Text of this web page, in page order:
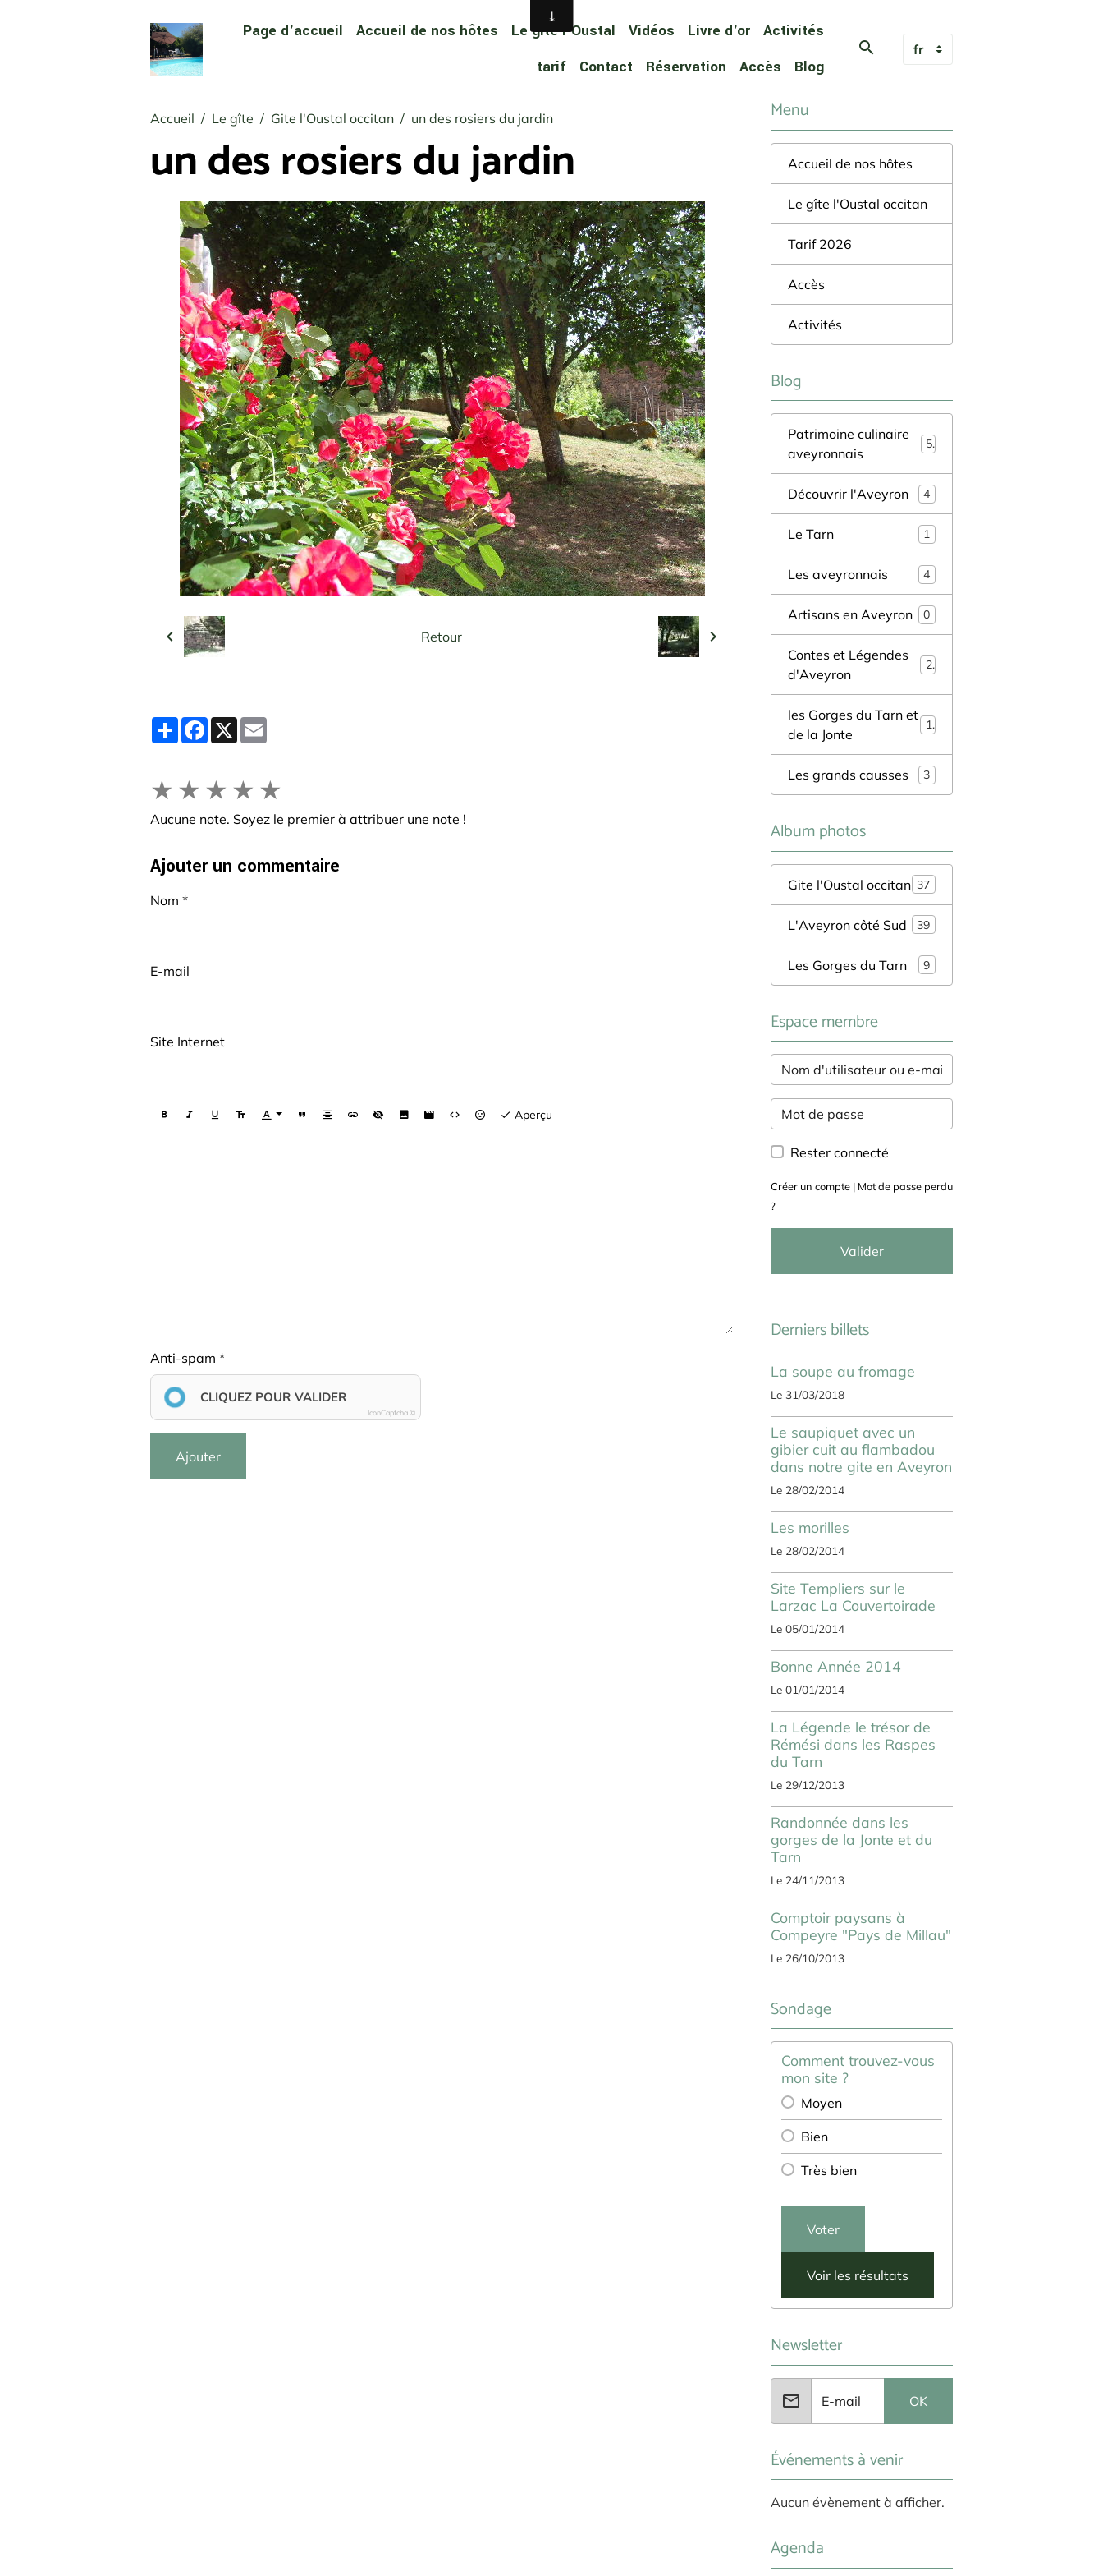
Page d'accueil Accueil de nos hôtes Le gîte l'Oustal Vidéos Livre d'or
Activités
tarif
Contact Réservation Accès Blog
Accueil Le gîte Gite l'Oustal occitan un des rosiers du jardin
un des rosiers du jardin
Retour
PartagerFacebook
X
★ ★ ★ ★ ★
Aucune note. Soyez le premier à attribuer une note !
Ajouter un commentaire
Nom
E-mail
Site Internet
Aperçu
Anti-spam
CLIQUEZ POUR VALIDER
IconCaptcha ©
Ajouter
Menu
Accueil de nos hôtes
Le gîte l'Oustal occitan
Tarif 2026
Accès
Activités
Blog
Patrimoine culinaire
aveyronnais
5
Découvrir l'Aveyron 4
Le Tarn 1
Les aveyronnais 4
Artisans en Aveyron 0
Contes et Légendes
d'Aveyron
2
les Gorges du Tarn et
de la Jonte
1
Les grands causses 3
Album photos
Gite l'Oustal occitan 37
L'Aveyron côté Sud 39
Les Gorges du Tarn 9
Espace membre
Rester connecté
Créer un compte | Mot de passe perdu
?
Valider
Derniers billets
La soupe au fromage
Le 31/03/2018
Le saupiquet avec un
gibier cuit au flambadou
dans notre gite en Aveyron
Le 28/02/2014
Les morilles
Le 28/02/2014
Site Templiers sur le
Larzac La Couvertoirade
Le 05/01/2014
Bonne Année 2014
Le 01/01/2014
La Légende le trésor de
Rémési dans les Raspes
du Tarn
Le 29/12/2013
Randonnée dans les
gorges de la Jonte et du
Tarn
Le 24/11/2013
Comptoir paysans à
Compeyre "Pays de Millau"
Le 26/10/2013
Sondage
Comment trouvez-vous
mon site ?
Moyen
Bien
Très bien
Voter
Voir les résultats
Newsletter
OK
Événements à venir
Aucun évènement à afficher.
Agenda